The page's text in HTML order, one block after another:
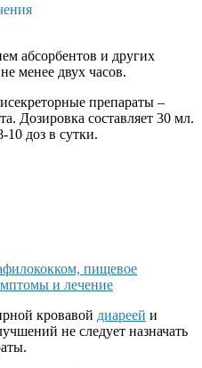
абсорбентов и других
менее двух часов.
препараты –
Дозировка составляет 30 мл.
доз в сутки.
пищевое
и лечение
кровавой диареей и
не следует назначать